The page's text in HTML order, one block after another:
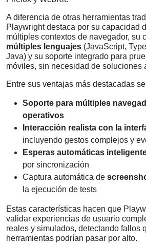
A diferencia de otras herramientas
Playwright destaca por su capacidad
múltiples contextos de navegador, su
múltiples lenguajes (JavaScript,
Java) y su soporte integrado para
móviles, sin necesidad de soluciones
Entre sus ventajas más destacadas
Soporte para múltiples
operativos
Interacción realista con la
incluyendo gestos complejos y
Esperas automáticas
por sincronización
Captura automática de
la ejecución de tests
Estas características hacen que
validar experiencias de usuario
reales y simulados, detectando fallos
herramientas podrían pasar por alto.